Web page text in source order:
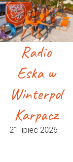
Radio
Eska w
Winterpol
Karpacz
21 lipiec 2026